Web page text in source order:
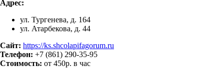
Адрес:
ул. Тургенева, д. 164
ул. Атарбекова, д. 44
Сайт: https://ks.shcolapifagorum.ru
Телефон: +7 (861) 290-35-95
Стоимость: от 450р. в час